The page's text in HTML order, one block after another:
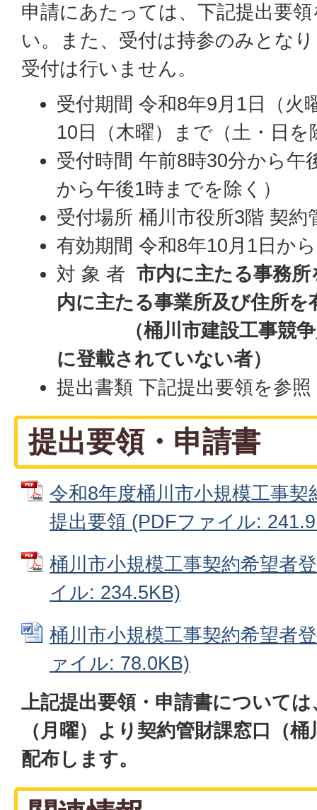
申請にあたっては、下記提出要
い。また、受付は持参のみとな
受付は行いません。
受付期間 令和8年9月1日（火
10日（木曜）まで（土・日を
受付時間 午前8時30分から午
から午後1時までを除く）
受付場所 桶川市役所3階 契約
有効期間 令和8年10月1日か
対 象 者 市内に主たる事務
内に主たる事業所及び住所を
（桶川市建設工事競
に登載されていない者）
提出書類 下記提出要領を参照
提出要領・申請書
令和8年度桶川市小規模工事契
提出要領 (PDFファイル:
桶川市小規模工事契約希望者
イル: 234.5KB)
桶川市小規模工事契約希望者
ァイル: 78.0KB)
上記提出要領・申請書については
（月曜）より契約管財課窓口（
配布します。